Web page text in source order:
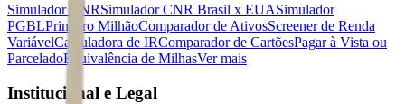
Simulador CNRSimulador CNR Brasil x EUASimulador
PGBLPrimeiro MilhãoComparador de AtivosScreener de Renda
VariávelCalculadora de IRComparador de CartõesPagar à Vista ou
ParceladoEquivalência de MilhasVer mais
Institucional e Legal